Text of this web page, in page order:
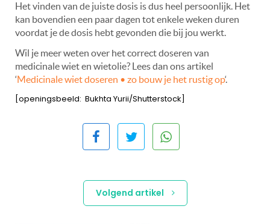
Het vinden van de juiste dosis is dus heel persoonlijk. Het
kan bovendien een paar dagen tot enkele weken duren
voordat je de dosis hebt gevonden die bij jou werkt.
Wil je meer weten over het correct doseren van
medicinale wiet en wietolie? Lees dan ons artikel
‘Medicinale wiet doseren • zo bouw je het rustig op‘.
[openingsbeeld: Bukhta Yurii/Shutterstock]
Volgend artikel